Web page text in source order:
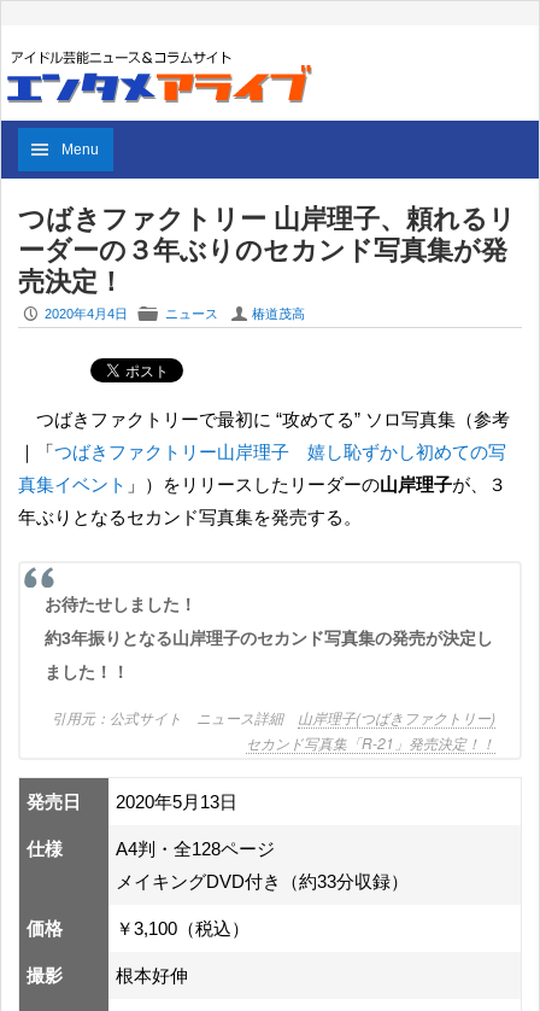
Menu
つばきファクトリー 山岸理子、頼れるリ
ーダーの３年ぶりのセカンド写真集が発
売決定！
P 2020年4月4日 F ニュース U 椿道茂高
つばきファクトリーで最初に “攻めてる” ソロ写真集（参考
｜「つばきファクトリー山岸理子 嬉し恥ずかし初めての写
真集イベント 」）をリリースしたリーダーの山岸理子が、３
年ぶりとなるセカンド写真集を発売する。
お待たせしました！
約3年振りとなる山岸理子のセカンド写真集の発売が決定し
ました！！
公式サイト ニュース詳細 山岸理子(つばきファクトリー)
セカンド写真集「R-21」発売決定！！
発売日 2020年5月13日
仕様
A4判・全128ページ
メイキングDVD付き（約33分収録）
価格 ￥3,100（税込）
撮影 根本好伸